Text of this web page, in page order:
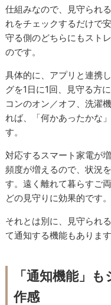
仕組みなので、見守られ
れをチェックするだけで
守る側のどちらにもスト
のです。
具体的に、アプリと連携
グを1日に1回、見守る方
コンのオン／オフ、洗濯
れば、「何かあったかな
す。
対応するスマート家電が
頻度が増えるので、状況
す。遠く離れて暮らすご
どの見守りに効果的です。
それとは別に、見守られ
て通知する機能もあります
「通知機能」
作感